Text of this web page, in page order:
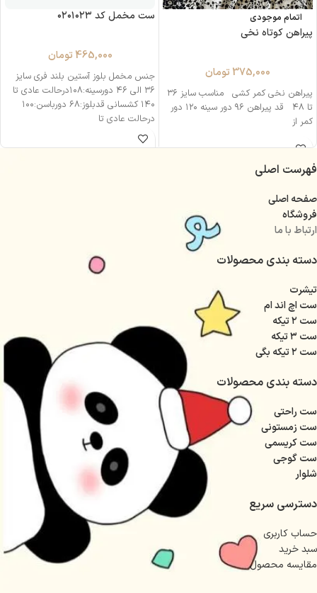
اتمام موجودی
پیراهن کوتاه نخی
375,000 تومان
پیراهن نخی کمر کشی مناسب سایز ۳۶
تا ۴۸ قد پیراهن ۹۶ دور سینه ۱۲۰ دور
کمر از
ست مخمل کد ۰۲۰۱۰۲۳
465,000 تومان
جنس مخمل بلوز آستین بلند فری سایز
۳۶ الی ۴۶ دورسینه:۱۰۸درحالت عادی تا
۱۴۰ کشسانی قدبلوز:۶۸ دورباسن:۱۰۰
درحالت عادی تا
فهرست اصلی
صفحه اصلی
فروشگاه
ارتباط با ما
دسته بندی محصولات
تیشرت
ست اچ اند ام
ست ۲ تیکه
ست ۳ تیکه
ست ۲ تیکه بگی
دسته بندی محصولات
ست راحتی
ست زمستونی
ست کریسمی
ست گوجی
شلوار
دسترسی سریع
حساب کاربری
سبد خرید
مقایسه محصول